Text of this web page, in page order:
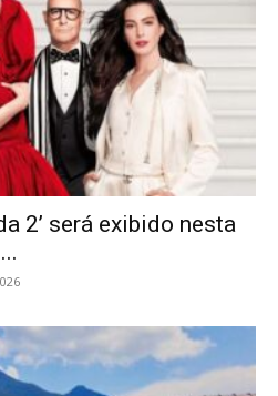
2’ será exibido nesta